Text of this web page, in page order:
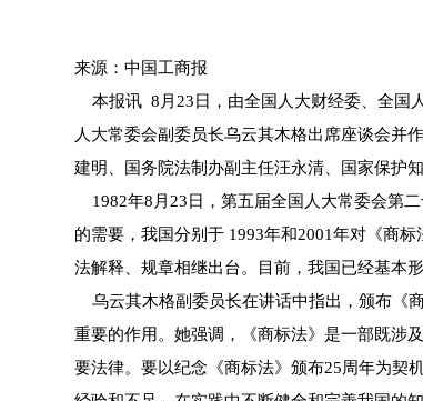
来源：中国工商报
本报讯 8月23日，由全国人大财经委、全国
人大常委会副委员长乌云其木格出席座谈会并
建明、国务院法制办副主任汪永清、国家保护
1982年8月23日，第五届全国人大常委会第
的需要，我国分别于 1993年和2001年对《商
法解释、规章相继出台。目前，我国已经基本
乌云其木格副委员长在讲话中指出，颁布《
重要的作用。她强调，《商标法》是一部既涉
要法律。要以纪念《商标法》颁布25周年为契